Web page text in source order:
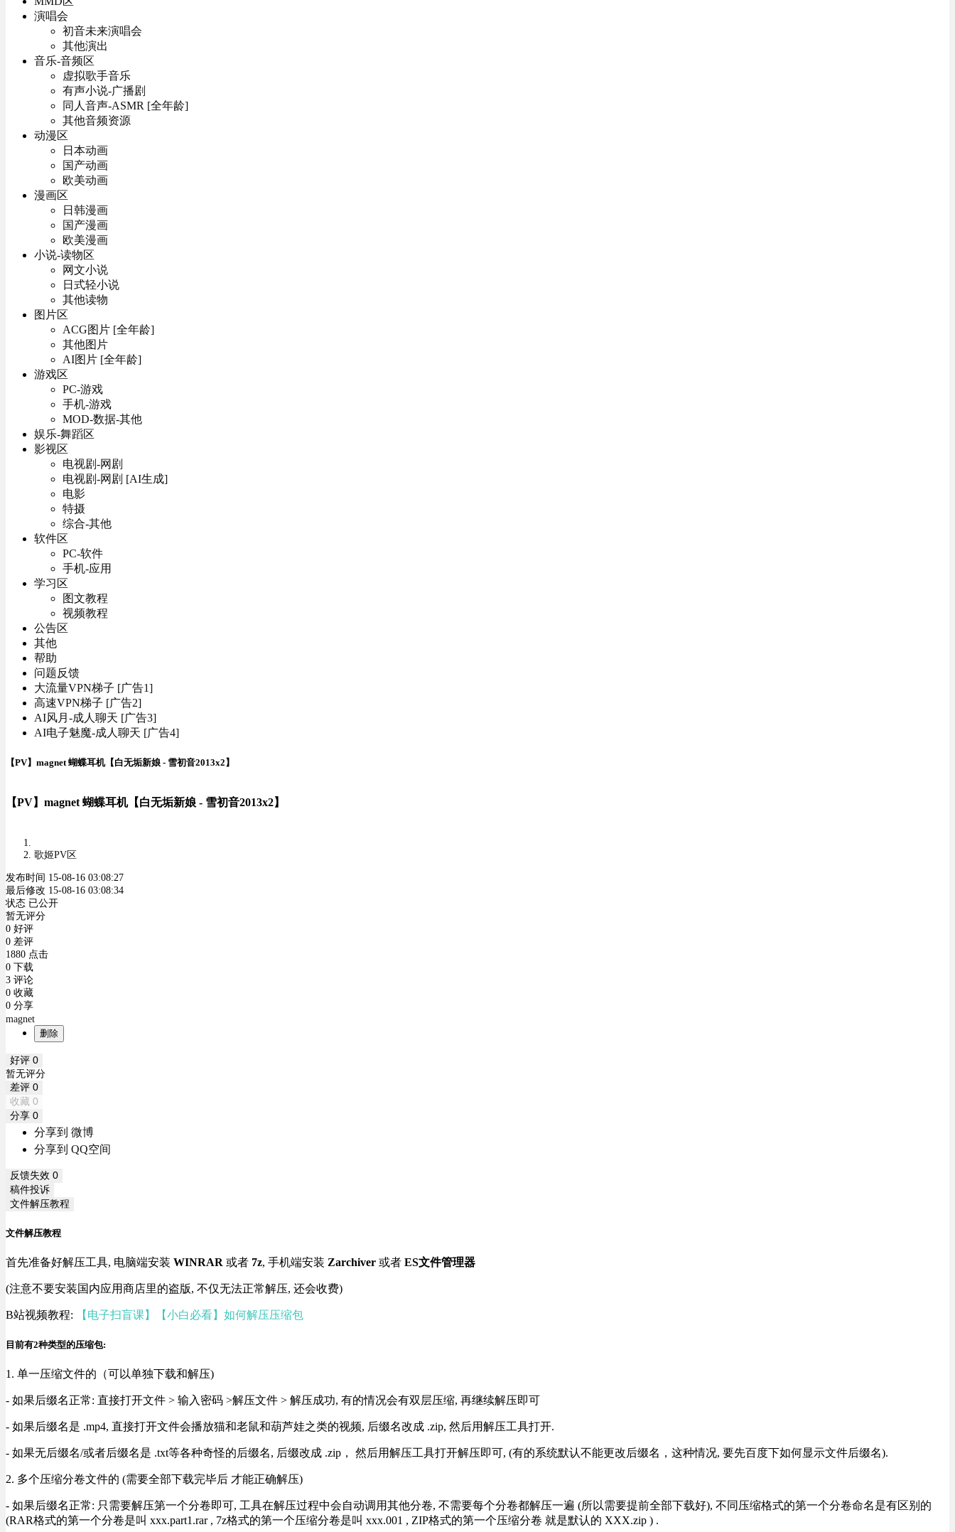
演唱会
初音未来演唱会
其他演出
音乐-音频区
虚拟歌手音乐
有声小说-广播剧
同人音声-ASMR [全年龄]
其他音频资源
动漫区
日本动画
国产动画
欧美动画
漫画区
日韩漫画
国产漫画
欧美漫画
小说-读物区
网文小说
日式轻小说
其他读物
图片区
ACG图片 [全年龄]
其他图片
AI图片 [全年龄]
游戏区
PC-游戏
手机-游戏
MOD-数据-其他
娱乐-舞蹈区
影视区
电视剧-网剧
电视剧-网剧 [AI生成]
电影
特摄
综合-其他
软件区
PC-软件
手机-应用
学习区
图文教程
视频教程
公告区
其他
帮助
问题反馈
大流量VPN梯子 [广告1]
高速VPN梯子 [广告2]
AI风月-成人聊天 [广告3]
AI电子魅魔-成人聊天 [广告4]
【PV】magnet 蝴蝶耳机【白无垢新娘 - 雪初音2013x2】
【PV】magnet 蝴蝶耳机【白无垢新娘 - 雪初音2013x2】
歌姬PV区
发布时间 15-08-16 03:08:27
最后修改 15-08-16 03:08:34
状态 已公开
暂无评分
0 好评
0 差评
1880 点击
0 下载
3 评论
0 收藏
0 分享
magnet
删除
好评 0
暂无评分
差评 0
收藏 0
分享 0
分享到 微博
分享到 QQ空间
反馈失效 0
稿件投诉
文件解压教程
文件解压教程
首先准备好解压工具, 电脑端安装 WINRAR 或者 7z, 手机端安装 Zarchiver 或者 ES文件管理器
(注意不要安装国内应用商店里的盗版, 不仅无法正常解压, 还会收费)
B站视频教程: 【电子扫盲课】【小白必看】如何解压压缩包
目前有2种类型的压缩包:
1. 单一压缩文件的（可以单独下载和解压)
- 如果后缀名正常: 直接打开文件 > 输入密码 >解压文件 > 解压成功, 有的情况会有双层压缩, 再继续解压即可
- 如果后缀名是 .mp4, 直接打开文件会播放猫和老鼠和葫芦娃之类的视频, 后缀名改成 .zip, 然后用解压工具打开.
- 如果无后缀名/或者后缀名是 .txt等各种奇怪的后缀名, 后缀改成 .zip， 然后用解压工具打开解压即可, (有的系统默认不能更改后缀名，这种情况, 要先百度下如何显示文件后缀名).
2. 多个压缩分卷文件的 (需要全部下载完毕后 才能正确解压)
- 如果后缀名正常: 只需要解压第一个分卷即可, 工具在解压过程中会自动调用其他分卷, 不需要每个分卷都解压一遍 (所以需要提前全部下载好), 不同压缩格式的第一个分卷命名是有区别的
(RAR格式的第一个分卷是叫 xxx.part1.rar , 7z格式的第一个压缩分卷是叫 xxx.001 , ZIP格式的第一个压缩分卷 就是默认的 XXX.zip ) .